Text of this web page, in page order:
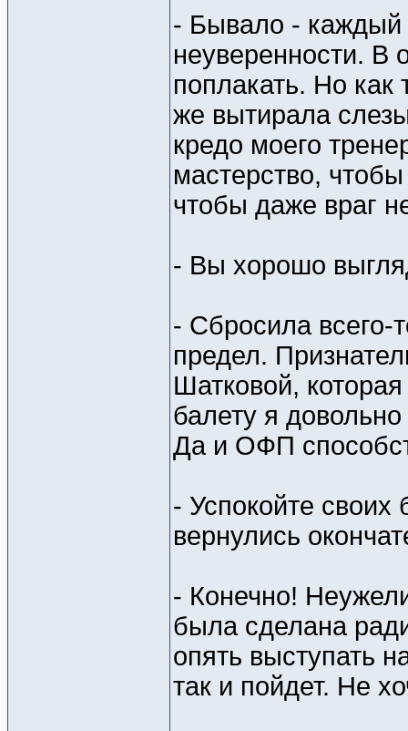
- Бывало - каждый
неуверенности. В
поплакать. Но как
же вытирала
кредо моего
мастерство,
чтобы даже враг
- Вы хорошо
- Сбросила всего-
предел.
Шатковой,
балету я
Да и ОФП
- Успокойте своих
вернулись
- Конечно!
была сделана
опять выступать
так и пойдет. Не